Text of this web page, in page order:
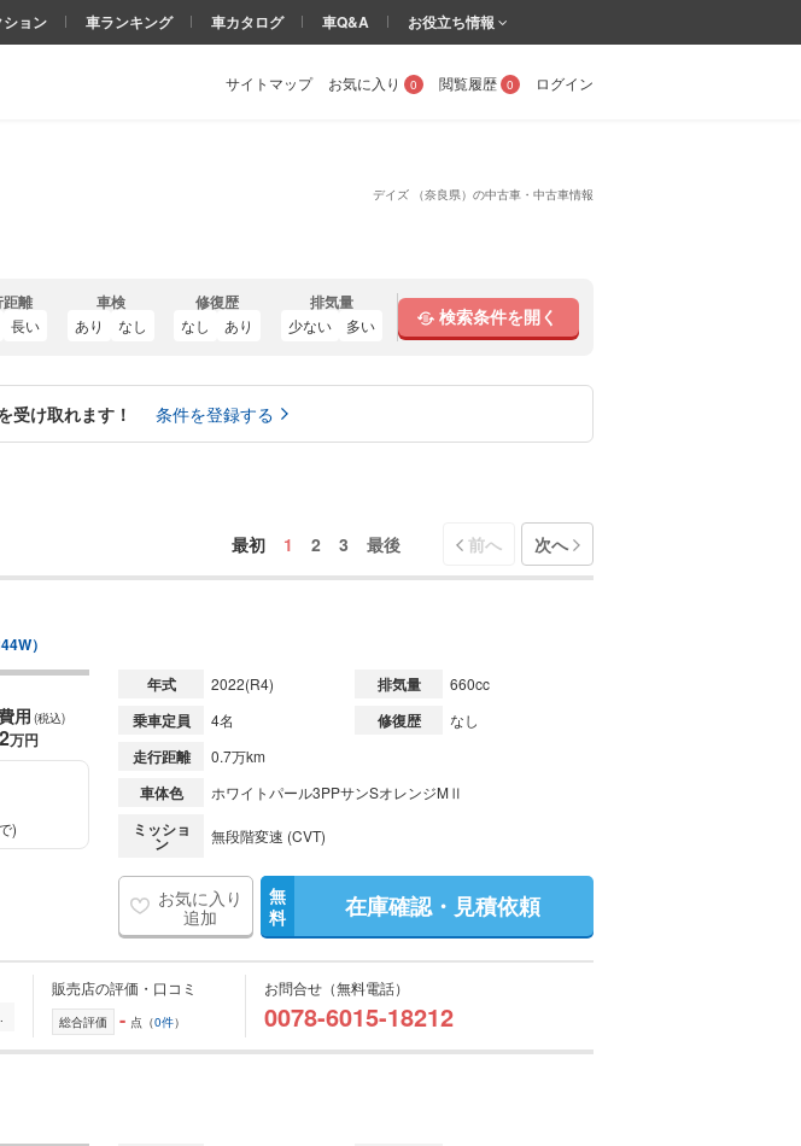
デイズ （奈良県）の中古車・中古車情報
サイトマップ お気に入り 0 閲覧履歴 0 ログイン
ョン 車ランキング 車カタログ 車Q&A お役立ち情報
距離
長い
車検
あり なし
修復歴
なし あり
排気量
少ない 多い 検索条件を開く
受け取れます！ 条件を登録する
最初 1 2 3 最後 前へ 次へ
）
用 (税込)
万円
)
年式 2022(R4) 排気量 660cc
乗車定員 4名 修復歴 なし
走行距離 0.7万km
車体色 ホワイトパール3PPサンSオレンジMⅡ
ミッショ
ン 無段階変速 (CVT)
お気に入り
追加
無
料
在庫確認・見積依頼
っており、 登録済未使用車や...
販売店の評価・口コミ
総合評価 - 点（0件）
お問合せ（無料電話）
0078-6015-18212